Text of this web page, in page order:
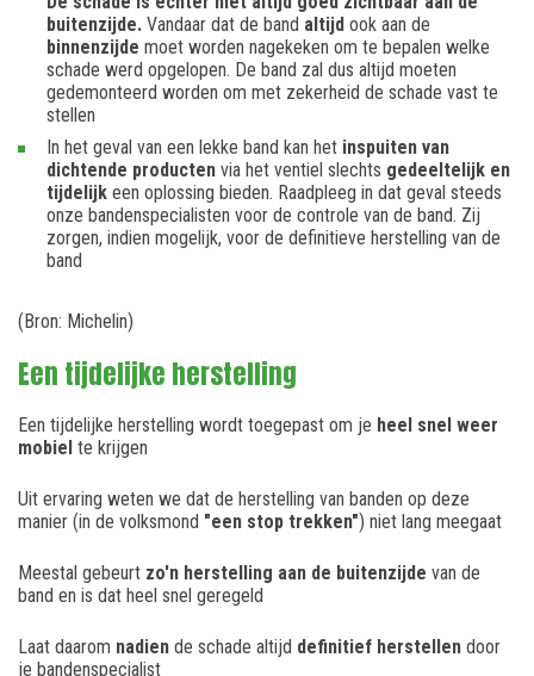
buitenzijde. Vandaar dat de band altijd ook aan de
binnenzijde moet worden nagekeken om te bepalen welke
schade werd opgelopen. De band zal dus altijd moeten
gedemonteerd worden om met zekerheid de schade vast te
stellen
In het geval van een lekke band kan het inspuiten van
dichtende producten via het ventiel slechts gedeeltelijk en
tijdelijk een oplossing bieden. Raadpleeg in dat geval steeds
onze bandenspecialisten voor de controle van de band. Zij
zorgen, indien mogelijk, voor de definitieve herstelling van de
band
(Bron: Michelin)
Een tijdelijke herstelling
Een tijdelijke herstelling wordt toegepast om je heel snel weer
mobiel te krijgen
Uit ervaring weten we dat de herstelling van banden op deze
manier (in de volksmond "een stop trekken") niet lang meegaat
Meestal gebeurt zo'n herstelling aan de buitenzijde van de
band en is dat heel snel geregeld
Laat daarom nadien de schade altijd definitief herstellen door
je bandenspecialist